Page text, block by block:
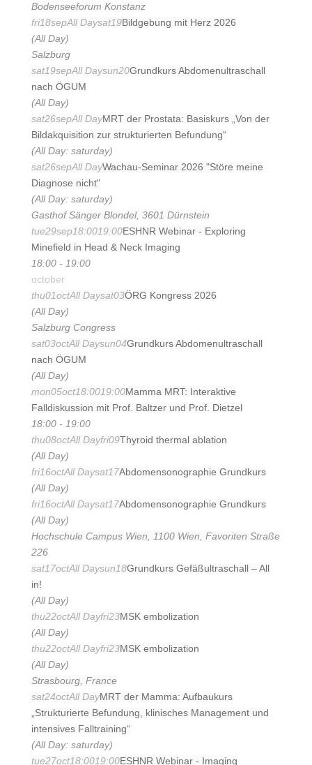
Bodenseeforum Konstanz
fri18sepAll Daysat19Bildgebung mit Herz 2026
(All Day)
Salzburg
sat19sepAll Daysun20Grundkurs Abdomenultraschall
nach ÖGUM
(All Day)
sat26sepAll DayMRT der Prostata: Basiskurs „Von der
Bildakquisition zur strukturierten Befundung“
(All Day: saturday)
sat26sepAll DayWachau-Seminar 2026 "Störe meine
Diagnose nicht"
(All Day: saturday)
Gasthof Sänger Blondel, 3601 Dürnstein
tue29sep18:0019:00ESHNR Webinar - Exploring
Minefield in Head & Neck Imaging
18:00 - 19:00
october
thu01octAll Daysat03ÖRG Kongress 2026
(All Day)
Salzburg Congress
sat03octAll Daysun04Grundkurs Abdomenultraschall
nach ÖGUM
(All Day)
mon05oct18:0019:00Mamma MRT: Interaktive
Falldiskussion mit Prof. Baltzer und Prof. Dietzel
18:00 - 19:00
thu08octAll Dayfri09Thyroid thermal ablation
(All Day)
fri16octAll Daysat17Abdomensonographie Grundkurs
(All Day)
fri16octAll Daysat17Abdomensonographie Grundkurs
(All Day)
Hochschule Campus Wien, 1100 Wien, Favoriten Straße
226
sat17octAll Daysun18Grundkurs Gefäßultraschall – All
in!
(All Day)
thu22octAll Dayfri23MSK embolization
(All Day)
thu22octAll Dayfri23MSK embolization
(All Day)
Strasbourg, France
sat24octAll DayMRT der Mamma: Aufbaukurs
„Strukturierte Befundung, klinisches Management und
intensives Falltraining“
(All Day: saturday)
tue27oct18:0019:00ESHNR Webinar - Imaging